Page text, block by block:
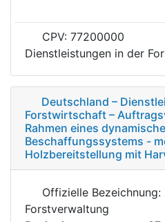
CPV: 77200000
Dienstleistungen in der
Deutschland –
Forstwirtschaft –
Rahmen eines
Beschaffungssystems -
Holzbereitstellung mit
Offizielle
Forstverwaltung